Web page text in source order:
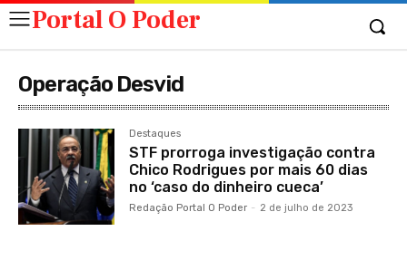
Portal O Poder
Operação Desvid
Destaques
STF prorroga investigação contra
Chico Rodrigues por mais 60 dias
no ‘caso do dinheiro cueca’
Redação Portal O Poder - 2 de julho de 2023